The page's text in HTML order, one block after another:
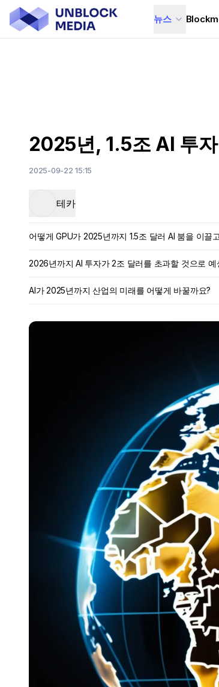
뉴스
2025년, 1.5조 AI 투
2025-09-22 15:15
테카
어떻게 GPU가 2025년까지 1.5조 달러 AI 붐을 이끌
2026년까지 AI 투자가 2조 달러를 초과할 것으로
AI가 2025년까지 산업의 미래를 어떻게 바꿀까요?